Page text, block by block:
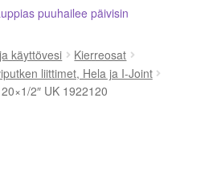
puuhailee päivisin
käyttövesi
Kierreosat
liittimet, Hela ja I-Joint
2″ UK 1922120